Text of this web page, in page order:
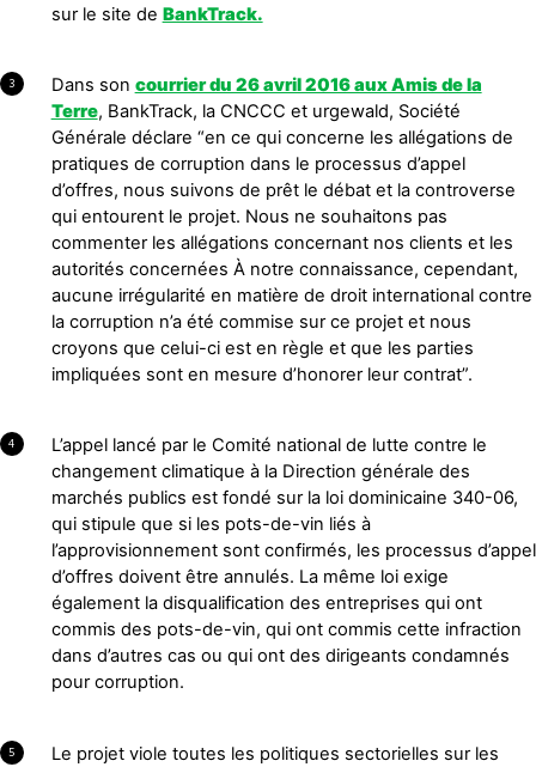
sur le site de BankTrack.
3 Dans son courrier du 26 avril 2016 aux Amis de la
Terre, BankTrack, la CNCCC et urgewald, Société
Générale déclare “en ce qui concerne les allégations de
pratiques de corruption dans le processus d’appel
d’offres, nous suivons de prêt le débat et la controverse
qui entourent le projet. Nous ne souhaitons pas
commenter les allégations concernant nos clients et les
autorités concernées À notre connaissance, cependant,
aucune irrégularité en matière de droit international contre
la corruption n’a été commise sur ce projet et nous
croyons que celui-ci est en règle et que les parties
impliquées sont en mesure d’honorer leur contrat”.
4
L’appel lancé par le Comité national de lutte contre le
changement climatique à la Direction générale des
marchés publics est fondé sur la loi dominicaine 340-06,
qui stipule que si les pots-de-vin liés à
l’approvisionnement sont confirmés, les processus d’appel
d’offres doivent être annulés. La même loi exige
également la disqualification des entreprises qui ont
commis des pots-de-vin, qui ont commis cette infraction
dans d’autres cas ou qui ont des dirigeants condamnés
pour corruption.
5
Le projet viole toutes les politiques sectorielles sur les